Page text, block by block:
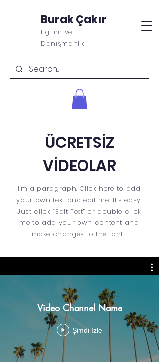
Burak Çakır
Eğitim ve
Danışmanlık
ÜCRETSİZ
VİDEOLAR
I'm a paragraph. Click here to add
your own text and edit me. It’s easy.
Just click “Edit Text” or double click
me to add your own content and
make changes to the font.
Video Channel Name
Şimdi İzle